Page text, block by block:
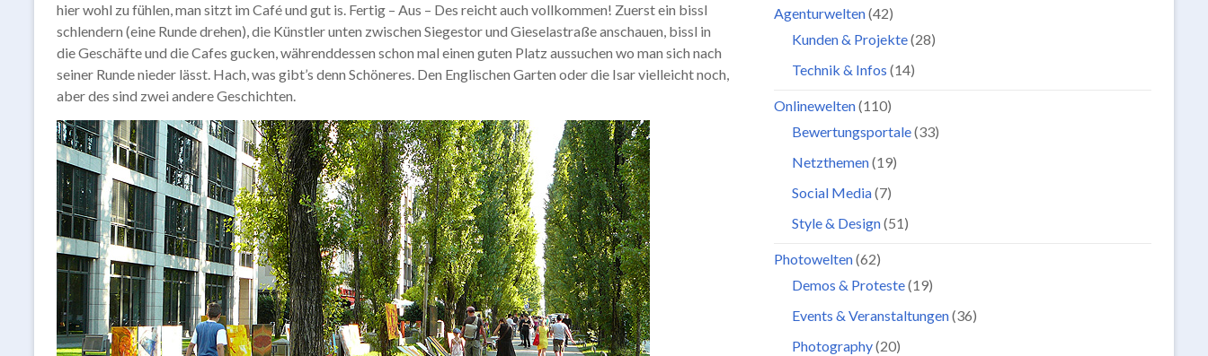
hier wohl zu fühlen, man sitzt im Café und gut is. Fertig – Aus – Des reicht auch vollkommen! Zuerst ein bissl
schlendern (eine Runde drehen), die Künstler unten zwischen Siegestor und Gieselastraße anschauen, bissl in
die Geschäfte und die Cafes gucken, währenddessen schon mal einen guten Platz aussuchen wo man sich nach
seiner Runde nieder lässt. Hach, was gibt’s denn Schöneres. Den Englischen Garten oder die Isar vielleicht noch,
aber des sind zwei andere Geschichten.
Agenturwelten(42)
Kunden & Projekte(28)
Technik & Infos (14)
Onlinewelten(110)
Bewertungsportale(33)
Netzthemen(19)
Social Media(7)
Style & Design(51)
Photowelten(62)
Demos & Proteste(19)
Events & Veranstaltungen(36)
Photography(20)